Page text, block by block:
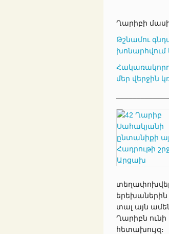
Ղարիբի
Թշնամու
խոնարհվում
մեր վերջին
տալ այն
Ղարիբն
հետախույզ։